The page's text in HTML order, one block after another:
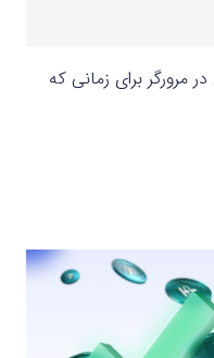
مرورگر برای زمانی که